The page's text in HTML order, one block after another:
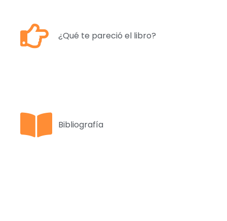
¿Qué te pareció el libro?
Bibliografía